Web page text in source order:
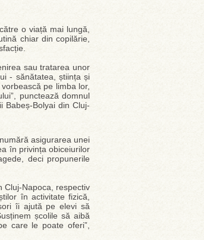
o viață mai lungă,
chiar din copilărie,
sau tratarea unor
- sănătatea, știința și
pe limba lor,
punctează domnul
Babeș-Bolyai din Cluj-
asigurarea unei
în privința obiceiurilor
deci propunerile
Cluj-Napoca, respectiv
în activitate fizică,
îi ajută pe elevi să
școlile să aibă
care le poate oferi”,